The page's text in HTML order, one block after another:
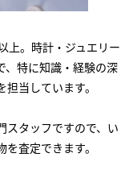
上。時計・ジュエリー
、特に知識・経験の深
当しています。
スタッフですので、い
査定できます。